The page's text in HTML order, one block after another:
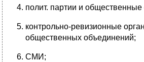
полит. партии и
контрольно-ревизионные
общественных объединений;
СМИ;